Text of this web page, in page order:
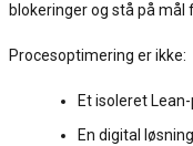
blokeringer og stå på mål
Procesoptimering er ikke:
Et isoleret
En digital